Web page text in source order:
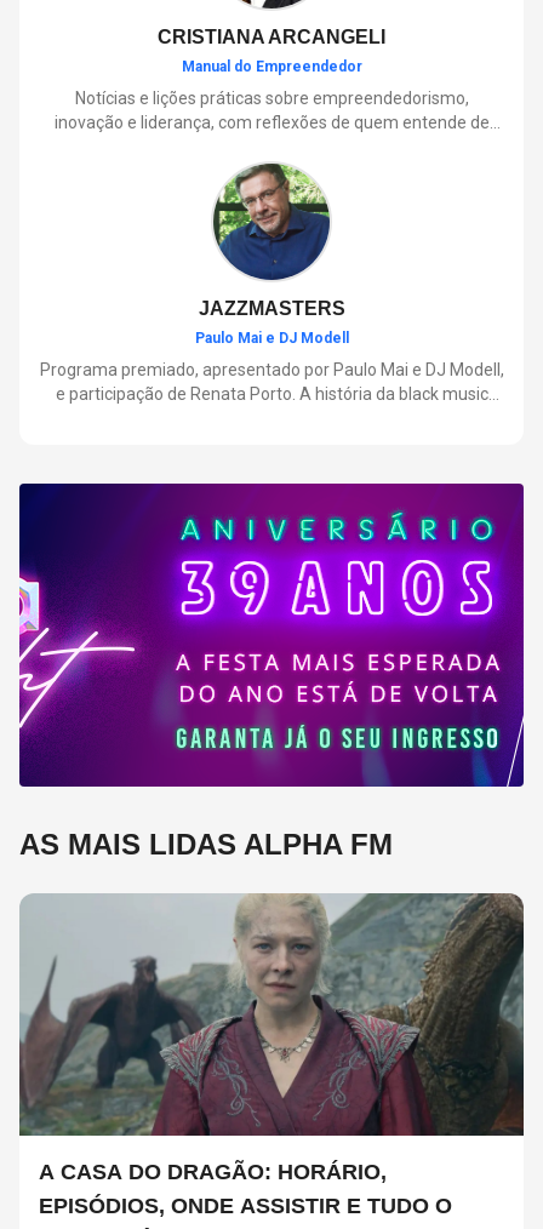
CRISTIANA ARCANGELI
Manual do Empreendedor
Notícias e lições práticas sobre empreendedorismo,
inovação e liderança, com reflexões de quem entende de
JAZZMASTERS
Paulo Mai e DJ Modell
Programa premiado, apresentado por Paulo Mai e DJ Modell,
e participação de Renata Porto. A história da black music
AS MAIS LIDAS ALPHA FM
A CASA DO DRAGÃO: HORÁRIO,
EPISÓDIOS, ONDE ASSISTIR E TUDO O